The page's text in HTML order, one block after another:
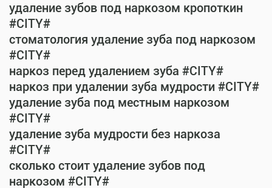
удаление зубов под наркозом кропоткин
#CITY#
стоматология удаление зуба под наркозом
#CITY#
наркоз перед удалением зуба #CITY#
наркоз при удалении зуба мудрости #CITY#
удаление зуба под местным наркозом
#CITY#
удаление зуба мудрости без наркоза
#CITY#
сколько стоит удаление зубов под
наркозом #CITY#